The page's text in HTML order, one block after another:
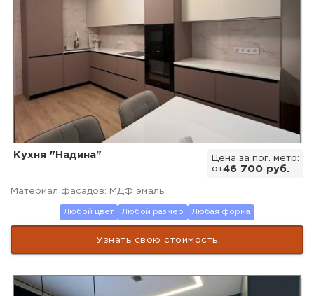
Цена за пог. метр:
от46 700 руб.
Кухня "Надина"
Материал фасадов: МДФ эмаль
Любой цвет Любой размер Любая форма
Узнать свою стоимость